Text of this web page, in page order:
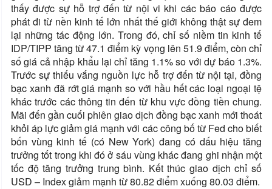
thấy được sự hỗ trợ đến từ nội vi khi các báo cáo được
phát đi từ nền kinh tế lớn nhất thế giới không thật sự đem
lại những tác động lớn. Trong đó, chỉ số niềm tin kinh tế
IDP/TIPP tăng từ 47.1 điểm kỳ vọng lên 51.9 điểm, còn chỉ
số giá cả nhập khẩu lại chỉ tăng 1.1% so với dự báo 1.3%.
Trước sự thiếu vắng nguồn lực hỗ trợ đến từ nội tại, đồng
bạc xanh đã rớt giá mạnh so với hầu hết các loại ngoại tệ
khác trước các thông tin đến từ khu vực đồng tiền chung.
Mãi đến gần cuối phiên giao dịch đồng bạc xanh mới thoát
khỏi áp lực giảm giá mạnh với các công bố từ Fed cho biết
bốn vùng kinh tế (có New York) đang có dấu hiệu tăng
trưởng tốt trong khi đó ở sáu vùng khác đang ghi nhận một
tốc độ tăng trưởng trung bình. Kết thúc giao dịch chỉ số
USD – Index giảm mạnh từ 80.82 điểm xuống 80.03 điểm.